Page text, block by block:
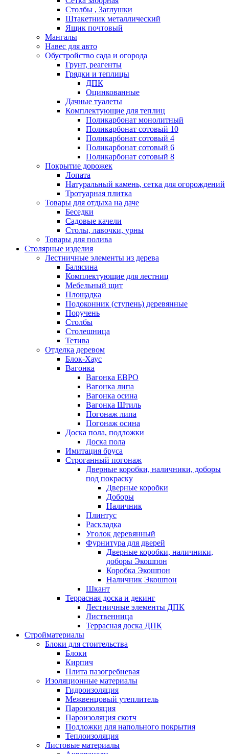
Столбы , Заглушки
Штакетник металлический
Ящик почтовый
Мангалы
Навес для авто
Обустройство сада и огорода
Грунт, реагенты
Грядки и теплицы
ДПК
Оцинкованные
Дачные туалеты
Комплектующие для теплиц
Поликарбонат монолитный
Поликарбонат сотовый 10
Поликарбонат сотовый 4
Поликарбонат сотовый 6
Поликарбонат сотовый 8
Покрытие дорожек
Лопата
Натуральный камень, сетка для огорождений
Тротуарная плитка
Товары для отдыха на даче
Беседки
Садовые качели
Столы, лавочки, урны
Товары для полива
Столярные изделия
Лестничные элементы из дерева
Балясина
Комплектующие для лестниц
Мебельный щит
Площадка
Подоконник (ступень) деревянные
Поручень
Столбы
Столешница
Тетива
Отделка деревом
Блок-Хаус
Вагонка
Вагонка ЕВРО
Вагонка липа
Вагонка осина
Вагонка Штиль
Погонаж липа
Погонаж осина
Доска пола, подложки
Доска пола
Имитация бруса
Строганный погонаж
Дверные коробки, наличники, доборы
под покраску
Дверные коробки
Доборы
Наличник
Плинтус
Раскладка
Уголок деревянный
Фурнитура для дверей
Дверные коробки, наличники,
доборы Экошпон
Коробка Экошпон
Наличник Экошпон
Шкант
Террасная доска и декинг
Лестничные элементы ДПК
Лиственница
Террасная доска ДПК
Стройматериалы
Блоки для стоительства
Блоки
Кирпич
Плита пазогребневая
Изоляционные материалы
Гидроизоляция
Межвенцовый утеплитель
Пароизоляция
Пароизоляция скотч
Подложки для напольного покрытия
Теплоизоляция
Листовые материалы